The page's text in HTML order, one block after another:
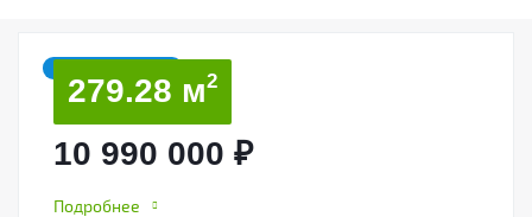
279.28 м2
10 990 000 ₽
Подробнее